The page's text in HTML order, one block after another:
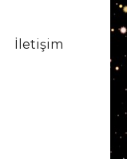
İletişim